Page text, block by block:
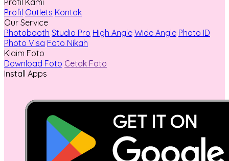
Profil Outlets Kontak
Our Service
Photobooth Studio Pro High Angle Wide Angle Photo ID
Photo Visa Foto Nikah
Klaim Foto
Download Foto Cetak Foto
Install Apps